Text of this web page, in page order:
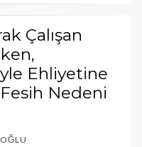
Çalışan
Ehliyetine
Nedeni